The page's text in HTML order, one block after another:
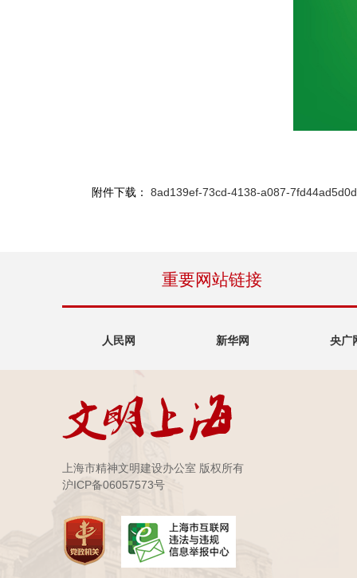
附件下载： 8ad139ef-73cd-4138-a087-
重要网站链接
人民网 新华网 央广
上海市精神文明建设办公室 版权所有
沪ICP备06057573号